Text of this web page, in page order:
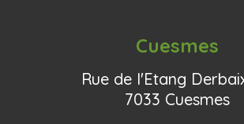
Cuesmes
Rue de l'Etang
7033 Cuesmes